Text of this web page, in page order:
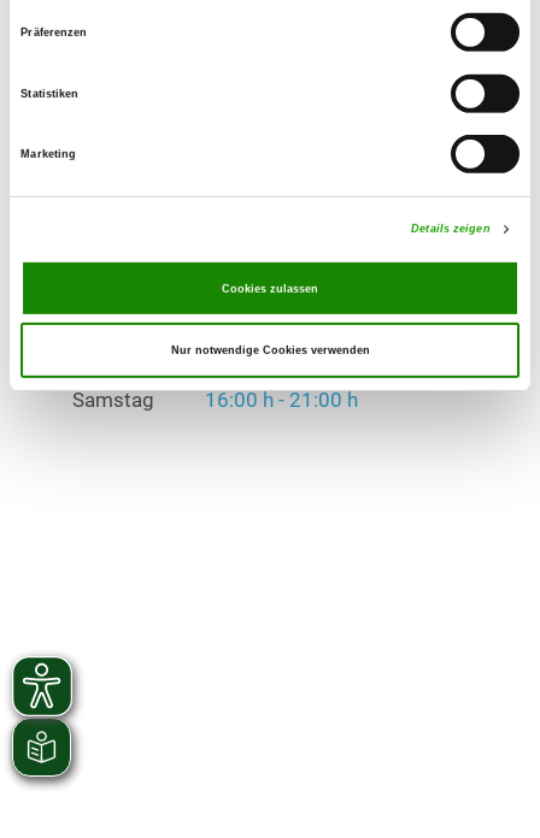
Präferenzen
Statistiken
Marketing
Details zeigen
Cookies zulassen
Nur notwendige Cookies verwenden
Donnerstag
Übungszeiten im Winter:
17:00 h - 21:00 h
Donnerstag 17:00 h - 21:00 h
Samstag 16:00 h - 21:00 h